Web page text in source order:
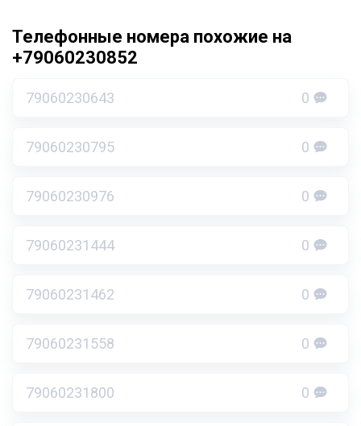
Телефонные номера похожие на
+79060230852
79060230643 0
79060230795 0
79060230976 0
79060231444 0
79060231462 0
79060231558 0
79060231800 0